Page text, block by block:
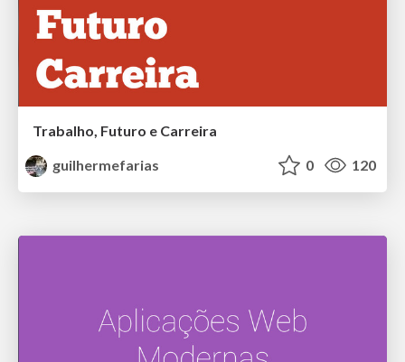
Trabalho, Futuro e Carreira
guilhermefarias
0 120